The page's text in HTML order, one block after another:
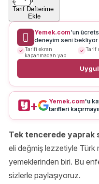
Tarif Defterime
Ekle
Yemek.com'un
deneyim seni bekliyor
Tarifi ekran
kapanmadan yap
Tarif
+ Yemek.com'u
tarifleri
Tek tencerede yaprak
eli değmiş lezzetiyle Türk
yemeklerinden biri. Bu
sizlerle paylaşıyoruz.